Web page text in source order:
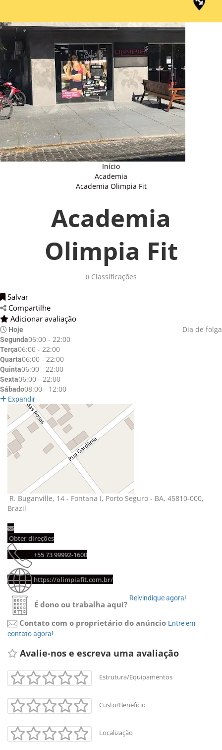
Início
Academia
Academia Olimpia Fit
Academia
Olimpia Fit
0Classificações
Salvar
Compartilhe
Adicionar avaliação
Hoje Dia de folga
Segunda06:00 - 22:00
Terça06:00 - 22:00
Quarta06:00 - 22:00
Quinta06:00 - 22:00
Sexta06:00 - 22:00
Sábado08:00 - 12:00
Expandir
R. Buganville, 14 - Fontana I, Porto Seguro - BA, 45810-000,
Brazil
Obter direções
+55 73 99992-1600
https://olimpiafit.com.br/
É dono ou trabalha aqui?
Reivindique agora!
Contato com o proprietário do anúncio Entre em
contato agora!
Avalie-nos e escreva uma avaliação
Estrutura/Equipamentos
Custo/Benefício
Localização